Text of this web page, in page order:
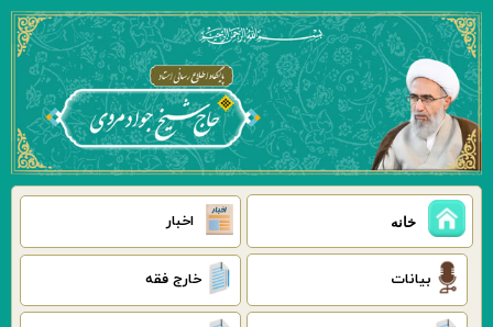
پرش
محتوا
خانه اخبار
بیانات خارج فقه